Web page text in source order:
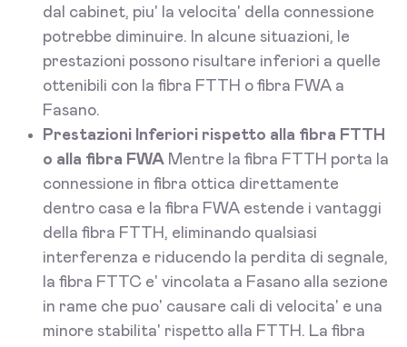
dal cabinet, piu' la velocita' della connessione
potrebbe diminuire. In alcune situazioni, le
prestazioni possono risultare inferiori a quelle
ottenibili con la fibra FTTH o fibra FWA a
Fasano.
Prestazioni Inferiori rispetto alla fibra FTTH
o alla fibra FWA Mentre la fibra FTTH porta la
connessione in fibra ottica direttamente
dentro casa e la fibra FWA estende i vantaggi
della fibra FTTH, eliminando qualsiasi
interferenza e riducendo la perdita di segnale,
la fibra FTTC e' vincolata a Fasano alla sezione
in rame che puo' causare cali di velocita' e una
minore stabilita' rispetto alla FTTH. La fibra